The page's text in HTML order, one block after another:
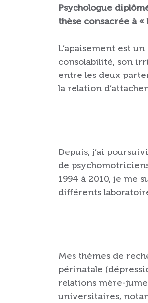
Psychologue
thèse consacrée à
L’apaisement est
consolabilité, son
entre les deux
la relation
Depuis, j’ai
de
1994 à 2010, je me
différents
Mes thèmes de
périnatale
relations mère-
universitaires,